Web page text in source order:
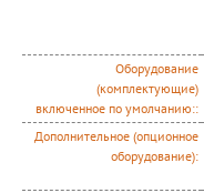
Оборудование
(комплектующие)
включенное по умолчанию::
Дополнительное (опционное
оборудование):